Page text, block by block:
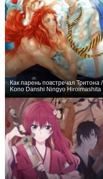
Как парень повстречал Тритона /
Kono Danshi Ningyo Hiroimashita